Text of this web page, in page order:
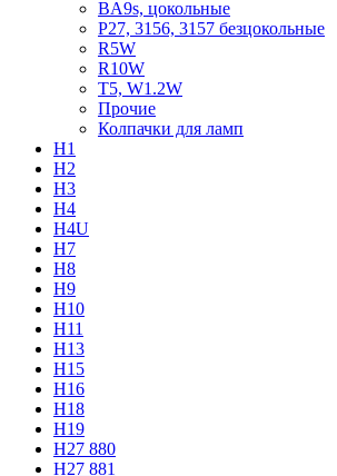
BA9s, цокольные
P27, 3156, 3157 безцокольные
R5W
R10W
T5, W1.2W
Прочие
Колпачки для ламп
H1
H2
H3
H4
H4U
H7
H8
H9
H10
H11
H13
H15
H16
H18
H19
H27 880
H27 881